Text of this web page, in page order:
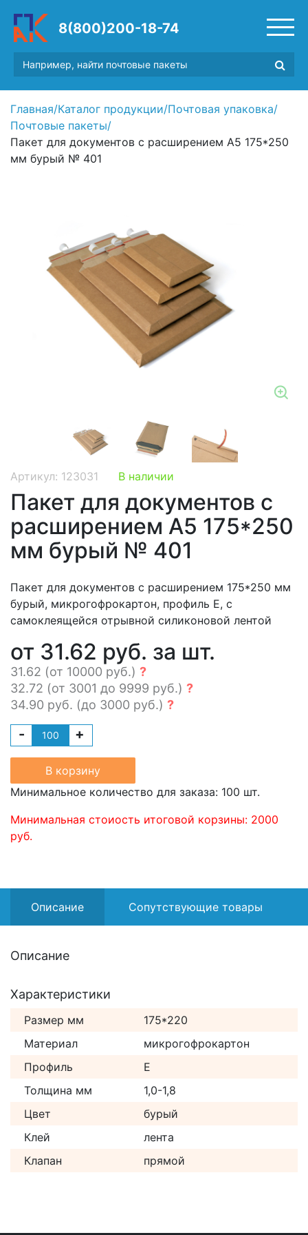
8(800)200-18-74
Главная/Каталог продукции/Почтовая упаковка/
Почтовые пакеты/
Пакет для документов с расширением А5 175*250
мм бурый № 401
Артикул: 123031 В наличии
Пакет для документов с
расширением А5 175*250
мм бурый № 401
Пакет для документов с расширением 175*250 мм
бурый, микрогофрокартон, профиль Е, с
самоклеящейся отрывной силиконовой лентой
от 31.62 руб. за шт.
31.62 (от 10000 руб.) ?
32.72 (от 3001 до 9999 руб.) ?
34.90 руб. (до 3000 руб.) ?
- +
В корзину
Минимальное количество для заказа: 100 шт.
Минимальная стоиость итоговой корзины: 2000
руб.
Описание Сопутствующие товары
Описание
Характеристики
Размер мм
175*220
Материал
микрогофрокартон
Профиль
Е
Толщина мм
1,0-1,8
Цвет
бурый
Клей
лента
Клапан
прямой